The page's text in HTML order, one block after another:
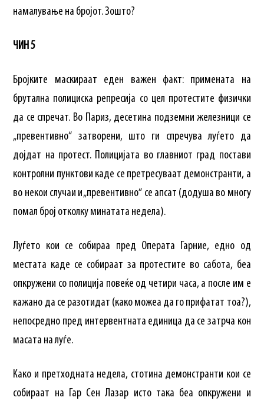
намалување на бројот. Зошто?
ЧИН 5
Бројките маскираат еден важен факт: примената на
брутална полициска репресија со цел протестите физички
да се спречат. Во Париз, десетина подземни железници се
„превентивно“ затворени, што ги спречува луѓето да
дојдат на протест. Полицијата во главниот град постави
контролни пунктови каде се претресуваат демонстранти, а
во некои случаи и „превентивно“ се апсат (додуша во многу
помал број отколку минатата недела).
Луѓето кои се собираа пред Операта Гарниe, едно од
местата каде се собираат за протестите во сабота, беа
опкружени со полиција повеќе од четири часа, а после им е
кажано да се разотидат (како можеа да го прифатат тоа?),
непосредно пред интервентната единица да се затрча кон
масата на луѓе.
Како и претходната недела, стотина демонстранти кои се
собираат на Гар Сен Лазар исто така беа опкружени и